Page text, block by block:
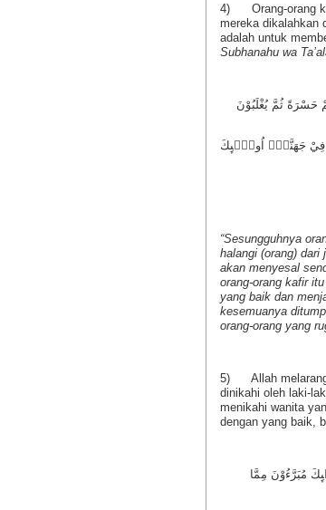
4) Orang-orang
mereka dikalahkan
adalah untuk
Subhanahu wa
حَسْرَةً ثُمَّ يُغْلَبُوْنَ
فِيْ جَهَنَّمَۗ اُولٰۤىِٕكَ
“Sesungguhnya
halangi (orang)
akan menyesal
orang-orang kafir
yang baik dan
kesemuanya
orang-orang yang
5) Allah melarang
dinikahi oleh laki-
menikahi wanita
dengan yang baik,
مُبَرَّءُوْنَ مِمَّا